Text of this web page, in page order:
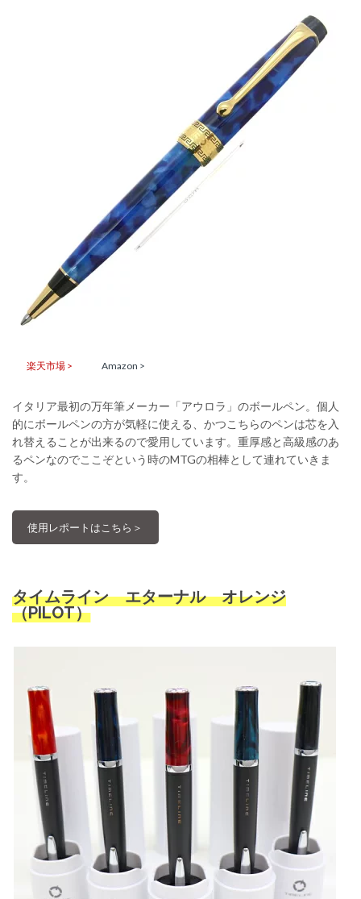
楽天市場 > Amazon >
イタリア最初の万年筆メーカー「アウロラ」のボールペン。個人
的にボールペンの方が気軽に使える、かつこちらのペンは芯を入
れ替えることが出来るので愛用しています。重厚感と高級感のあ
るペンなのでここぞという時のMTGの相棒として連れていきま
す。
使用レポートはこちら＞
タイムライン エターナル オレンジ
（PILOT）